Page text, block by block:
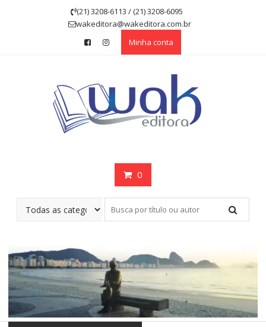
(21) 3208-6113 / (21) 3208-6095
wakeditora@wakeditora.com.br
Minha conta
0